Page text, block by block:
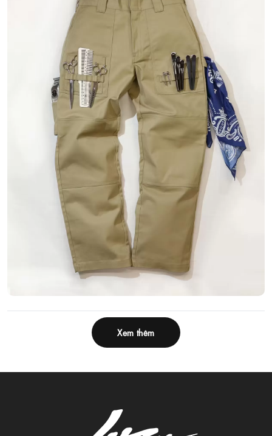
Xem thêm